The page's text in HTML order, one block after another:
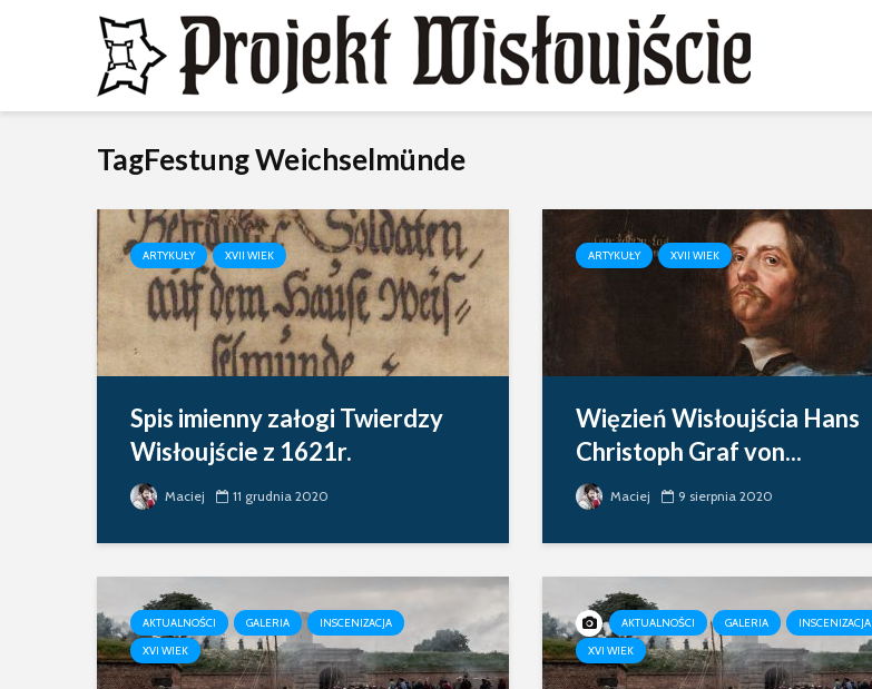
TagFestung Weichselmünde
ARTYKUŁY XVII WIEK
Spis imienny załogi Twierdzy
Wisłoujście z 1621r.
Maciej 11 grudnia 2020
ARTYKUŁY XVII WIEK
Więzień Wisłoujścia Hans
Christoph Graf von...
Maciej 9 sierpnia 2020
AKTUALNOŚCI GALERIA
INSCENIZACJA
XVI WIEK
AKTUALNOŚCI GALERIA
INSCENIZACJA
XVI WIEK